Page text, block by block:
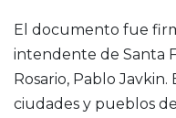
El documento fue
intendente de Santa
Rosario, Pablo Javkin.
ciudades y pueblos